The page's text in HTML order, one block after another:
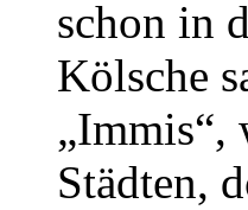
schon in
Kölsche
„Immis“,
Städten,